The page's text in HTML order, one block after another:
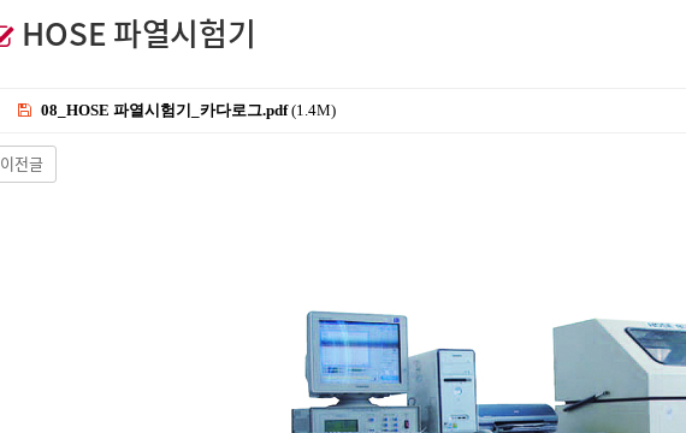
HOSE 파열시험기
08_HOSE 파열시험기_카다로그.pdf(1.4M)
이전글